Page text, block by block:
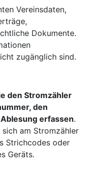
Vereinsdaten,
Dokumente.
zugänglich sind.
den Stromzähler
den
erfassen.
am Stromzähler
Strichcodes oder
Geräts.